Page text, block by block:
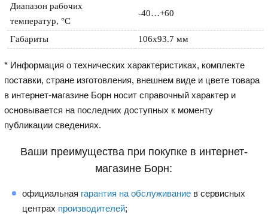
Диапазон рабочих
температур, °С
-40…+60
Габариты 106х93.7 мм
* Информация о технических характеристиках, комплекте
поставки, стране изготовления, внешнем виде и цвете товара
в интернет-магазине Борн носит справочный характер и
основывается на последних доступных к моменту
публикации сведениях.
Ваши преимущества при покупке в интернет-
магазине Борн:
официальная гарантия на обслуживание в сервисных
центрах производителей;